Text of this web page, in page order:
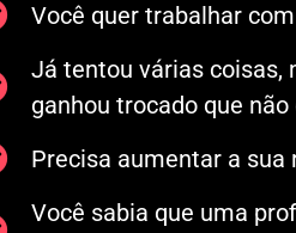
Você quer trabalhar
Já tentou várias coisas,
ganhou trocado que
Precisa aumentar a sua
Você sabia que uma